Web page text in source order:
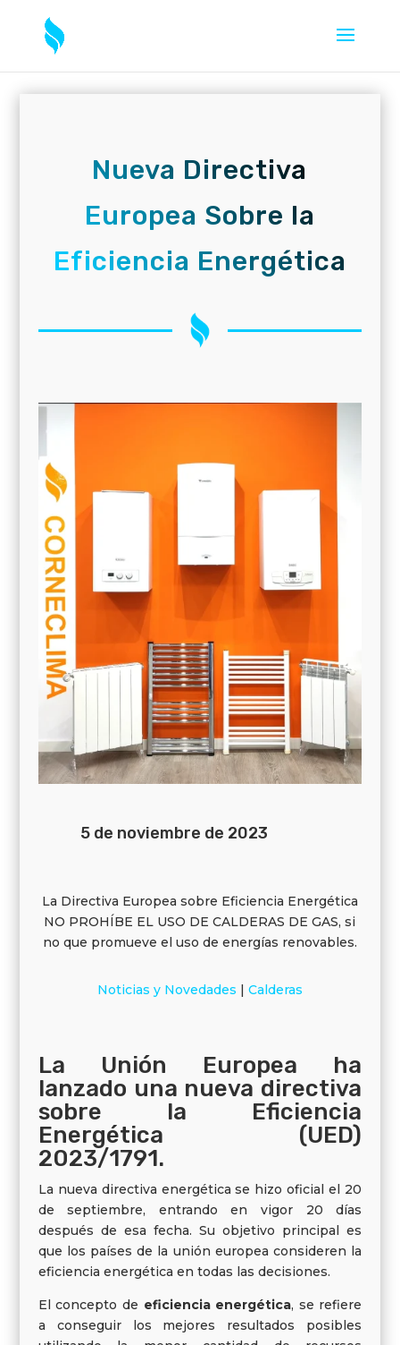
Nueva Directiva
Europea Sobre la
Eficiencia Energética
5 de noviembre de 2023
La Directiva Europea sobre Eficiencia Energética
NO PROHÍBE EL USO DE CALDERAS DE GAS, si
no que promueve el uso de energías renovables.
Noticias y Novedades Calderas
La Unión Europea ha
lanzado una nueva directiva
sobre la Eficiencia
Energética (UED)
2023/1791.
La nueva directiva energética se hizo oficial el 20
de septiembre, entrando en vigor 20 días
después de esa fecha. Su objetivo principal es
que los países de la unión europea consideren la
eficiencia energética en todas las decisiones.
El concepto de eficiencia energética, se refiere
a conseguir los mejores resultados posibles